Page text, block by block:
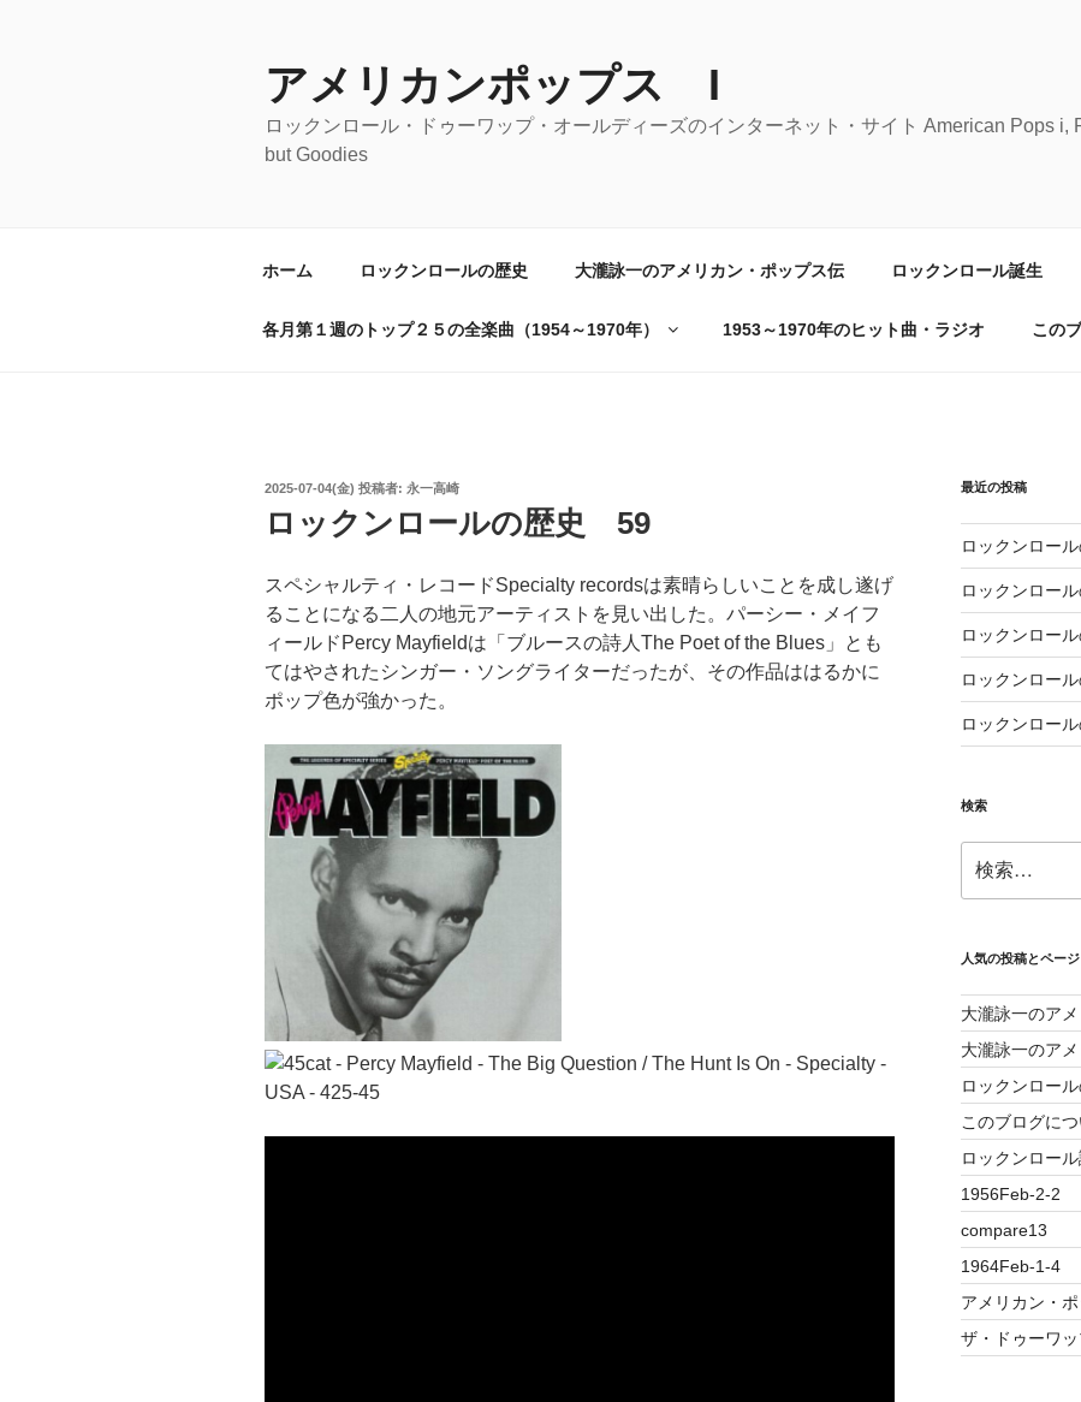
アメリカンポップス I
ロックンロール・ドゥーワップ・オールディーズのインターネット・サイト American Pops i,
but Goodies
ホーム ロックンロールの歴史 大瀧詠一のアメリカン・ポップス伝 ロックンロール誕生
各月第１週のトップ２５の全楽曲（1954～1970年） 1953～1970年のヒット曲・ラジオ この
投
2025-07-04(金) 投稿者: 永一高崎
ロックンロールの歴史 59
スペシャルティ・レコードSpecialty recordsは素晴らしいことを成し遂げ
ることになる二人の地元アーティストを見い出した。パーシー・メイフ
ィールドPercy Mayfieldは「ブルースの詩人The Poet of the Blues」とも
てはやされたシンガー・ソングライターだったが、その作品ははるかに
ポップ色が強かった。
最近の投稿
ロックンロー
ロックンロー
ロックンロー
ロックンロー
ロックンロー
検索
索:
人気の投稿とページ
大瀧詠一のア
大瀧詠一のア
ロックンロー
このブログに
ロックンロー
1956Feb-2-2
compare13
1964Feb-1-4
アメリカン・
ザ・ドゥーワ